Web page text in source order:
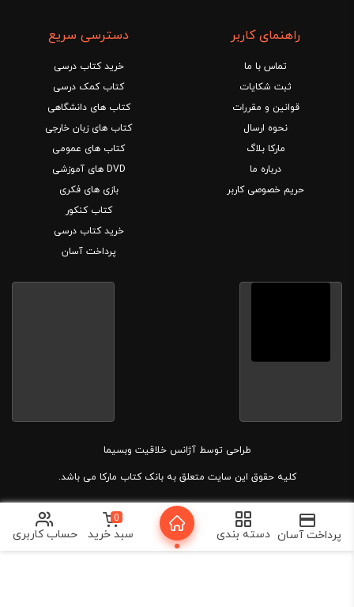
راهنمای کاربر
تماس با ما
ثبت شکایات
قوانین و مقررات
نحوه ارسال
مارکا بلاگ
درباره ما
حریم خصوصی کاربر
دسترسی سریع
خرید کتاب درسی
کتاب کمک درسی
کتاب های دانشگاهی
کتاب های زبان خارجی
کتاب های عمومی
DVD های آموزشی
بازی های فکری
کتاب کنکور
خرید کتاب درسی
پرداخت آسان
طراحی توسطآژانس خلاقیت وبسیما
کلیه حقوق این سایت متعلق به بانک کتاب مارکا می باشد.
پرداخت آسان دسته بندی
0
سبد خرید حساب کاربری